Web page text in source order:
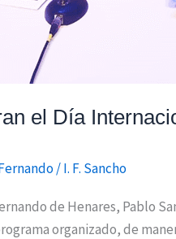
el Día
/I. F. Sancho
de Henares, Pablo
organizado, de